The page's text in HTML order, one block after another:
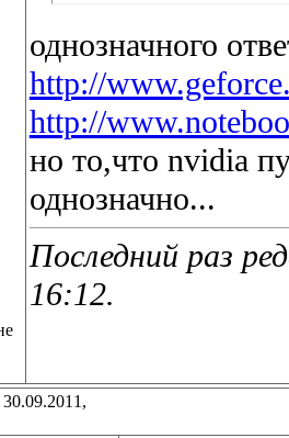
однозначного
http://
http://
но то,что nvidia
однозначно...
Последний раз
16:12.
30.09.2011,